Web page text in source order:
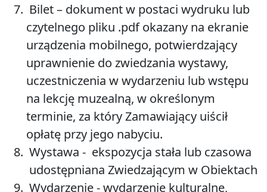
Bilet– dokument w postaci wydruku lub
czytelnego pliku .pdf okazany na ekranie
urządzenia mobilnego, potwierdzający
uprawnienie do zwiedzania wystawy,
uczestniczenia w wydarzeniu lub wstępu
na lekcję muzealną, w określonym
terminie, za który Zamawiający uiścił
opłatę przy jego nabyciu.
Wystawa - ekspozycja stała lub czasowa
udostępniana Zwiedzającym w Obiektach
Wydarzenie -wydarzenie kulturalne,